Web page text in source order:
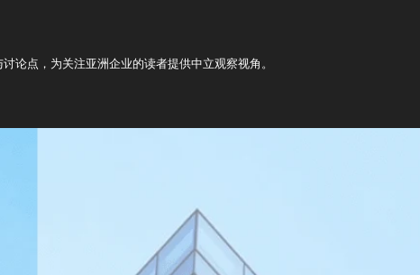
论点，为关注亚洲企业的读者提供中立观察视角。